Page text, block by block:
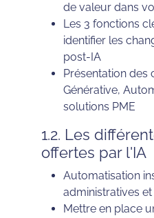
de valeur dans
Les 3 fonctions
identifier les
post-IA
Présentation des
Générative,
solutions PME
1.2. Les
offertes par l'IA
Automatisation
administratives
Mettre en place